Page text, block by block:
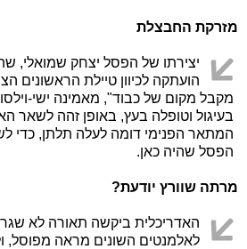
מזרקת החבצלת
הועתקה לכיוון טיילת הראשונים
מקבל מקום של כבוד", מאמינה ישי-
בעיגול וטופלה בעץ, באופן זהה לשאר
המתאר הפנימי דומה לעלה תלתן, כדי
הפסל שהיה כאן.
מרתה שוורץ יודעת?
האדריכלית ביקשה תאורה לא
לאלמנטים השונים מראה מפוסל,